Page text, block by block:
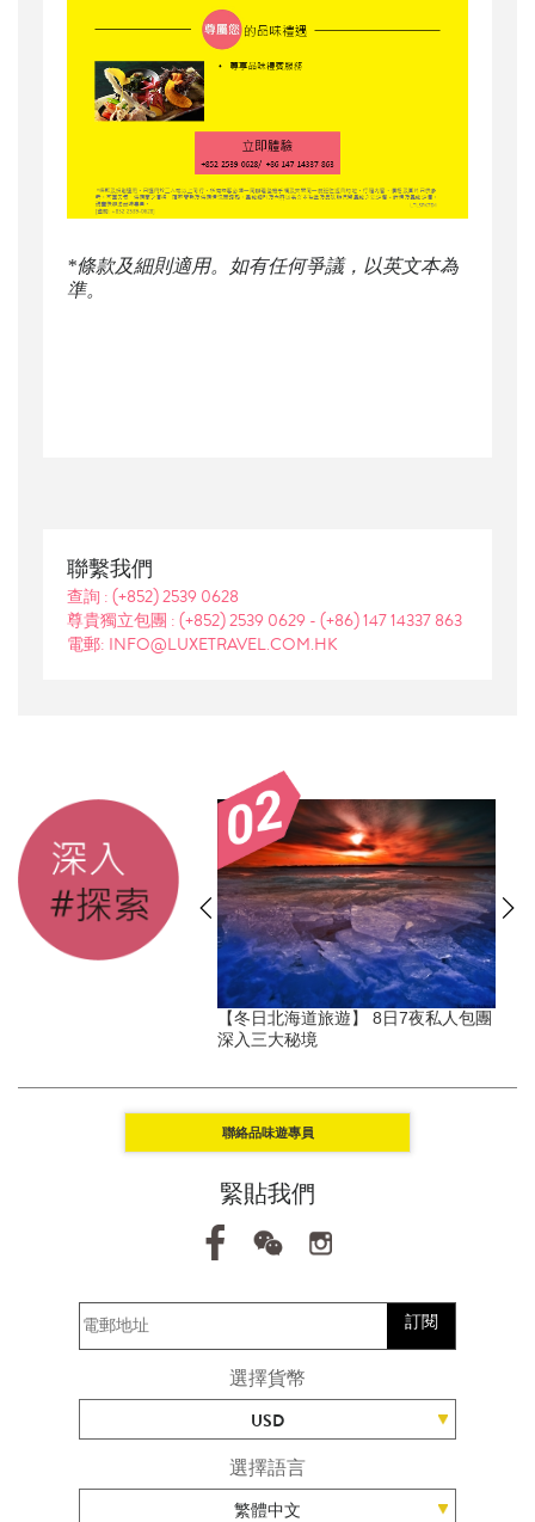
*條款及細則適用。如有任何爭議，以英文本為
準。
聯繫我們
查詢 : (+852) 2539 0628
尊貴獨立包團 : (+852) 2539 0629 - (+86) 147 14337 863
電郵: INFO@LUXETRAVEL.COM.HK
【冬日北海道旅遊】 8日7夜私人包團
深入三大秘境
聯絡品味遊專員
緊貼我們
訂閱
選擇貨幣
USD
選擇語言
繁體中文